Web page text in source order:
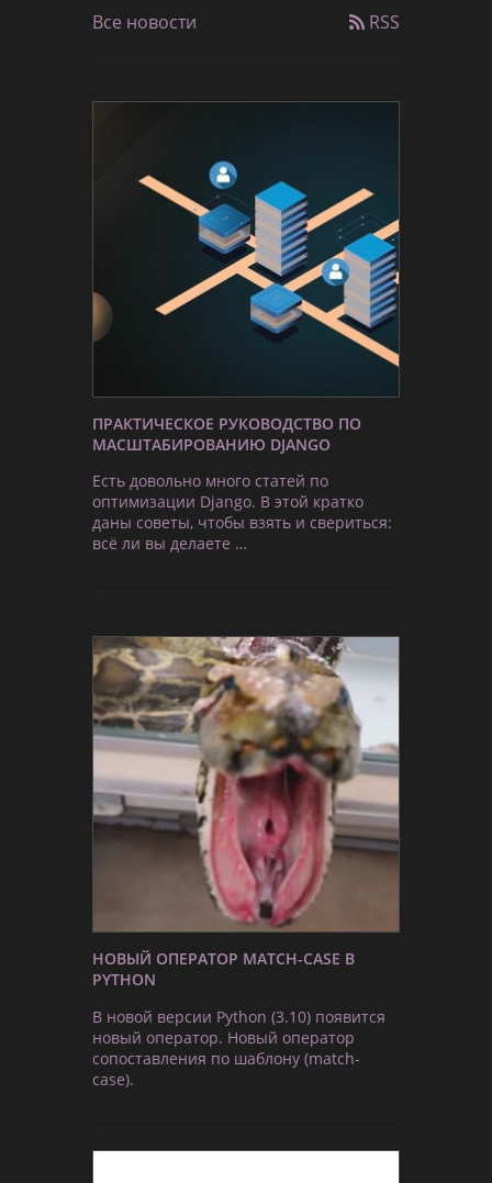
Все новости RSS
ПРАКТИЧЕСКОЕ РУКОВОДСТВО ПО
МАСШТАБИРОВАНИЮ DJANGO
Есть довольно много статей по
оптимизации Django. В этой кратко
даны советы, чтобы взять и свериться:
всё ли вы делаете …
НОВЫЙ ОПЕРАТОР MATCH-CASE В
PYTHON
В новой версии Python (3.10) появится
новый оператор. Новый оператор
сопоставления по шаблону (match-
case).